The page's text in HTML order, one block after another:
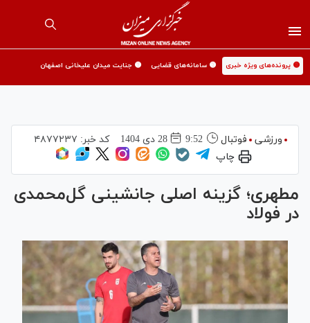
🟡 پرونده‌های ویژه خبری 🟡 سامانه‌های قضایی 🟡 جنایت میدان علیخانی اصفهان
ورزشی فوتبال 9:52 28 دی 1404 کد خبر: ۴۸۷۷۲۳۷
چاپ
مطهری؛ گزینه اصلی جانشینی گل‌محمدی
در فولاد